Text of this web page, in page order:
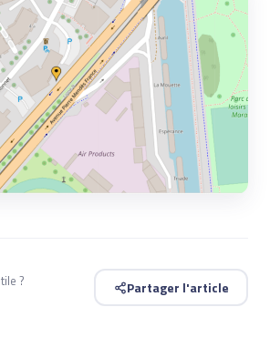
? Partager l'article